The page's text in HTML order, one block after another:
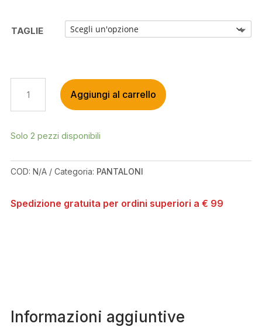
TAGLIE
DEFEND
BLACK
QUANTITÀ
Aggiungi al carrello
Solo 2 pezzi disponibili
COD: N/A Categoria: PANTALONI
Spedizione gratuita per ordini superiori a € 99
Informazioni aggiuntive